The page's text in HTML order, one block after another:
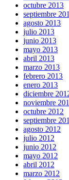
octubre 2013
septiembre
agosto 2013
julio 2013
junio 2013
mayo 2013
abril 2013
marzo 2013
febrero 2013
enero 2013
diciembre
noviembre
octubre 2012
septiembre
agosto 2012
julio 2012
junio 2012
mayo 2012
abril 2012
marzo 2012